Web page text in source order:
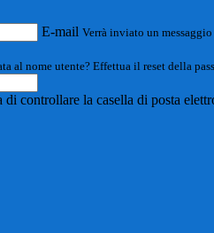
E-mail Verrà inviato un
al nome utente? Effettua il reset della
controllare la casella di posta